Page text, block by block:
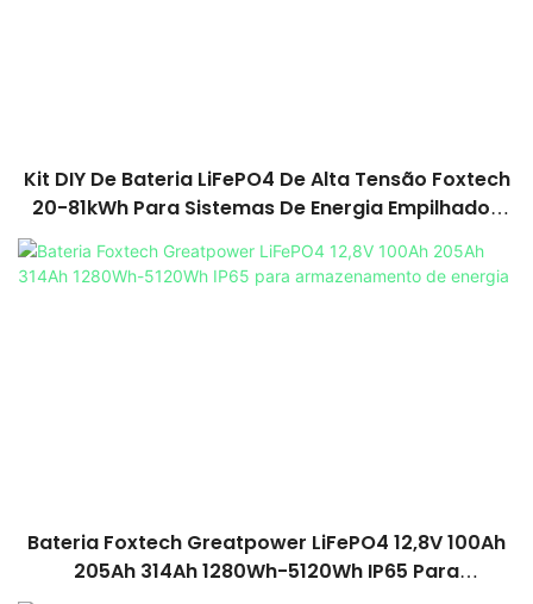
Kit DIY De Bateria LiFePO4 De Alta Tensão Foxtech
20-81kWh Para Sistemas De Energia Empilhados
Bateria Foxtech Greatpower LiFePO4 12,8V 100Ah
205Ah 314Ah 1280Wh-5120Wh IP65 Para